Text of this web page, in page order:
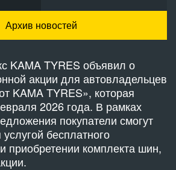
Архив новостей
KAMA TYRES объявил о
акции для автовладельцев
KAMA TYRES», которая
2026 года. В рамках
покупатели смогут
бесплатного
приобретении комплекта шин,